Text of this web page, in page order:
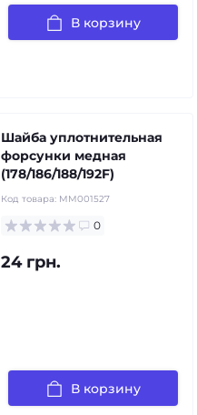
В корзину
Шайба уплотнительная
форсунки медная
(178/186/188/192F)
Код товара: MM001527
0
24 грн.
В корзину